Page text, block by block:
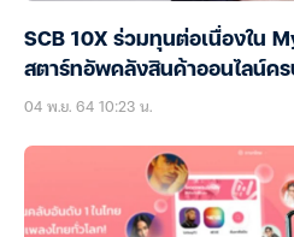
SCB 10X ร่วมทุนต่อเนื่องใน
สตาร์ทอัพคลังสินค้าออนไลน์ค
04 พ.ย. 64 10:23 น.